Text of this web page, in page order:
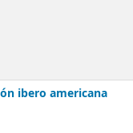
ibero americana